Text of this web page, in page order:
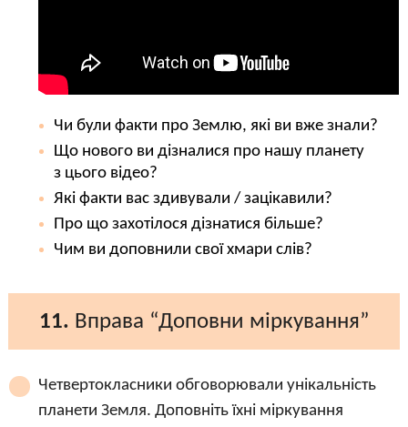
Чи були факти про Землю, які ви вже знали?
Що нового ви дізналися про нашу планету
з цього відео?
Які факти вас здивували / зацікавили?
Про що захотілося дізнатися більше?
Чим ви доповнили свої хмари слів?
11. Вправа “Доповни міркування”
Четвертокласники обговорювали унікальність
планети Земля. Доповніть їхні міркування